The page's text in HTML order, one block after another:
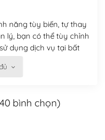
năng tùy biến, tự thay
lý, bạn có thể tùy chỉnh
dụng dịch vụ tại bất
bình chọn)